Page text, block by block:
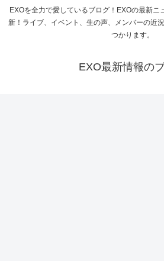
EXOを全力で愛しているブログ！EXOの最新ニ
新！ライブ、イベント、生の声、メンバーの近
つかります。
EXO最新情報の